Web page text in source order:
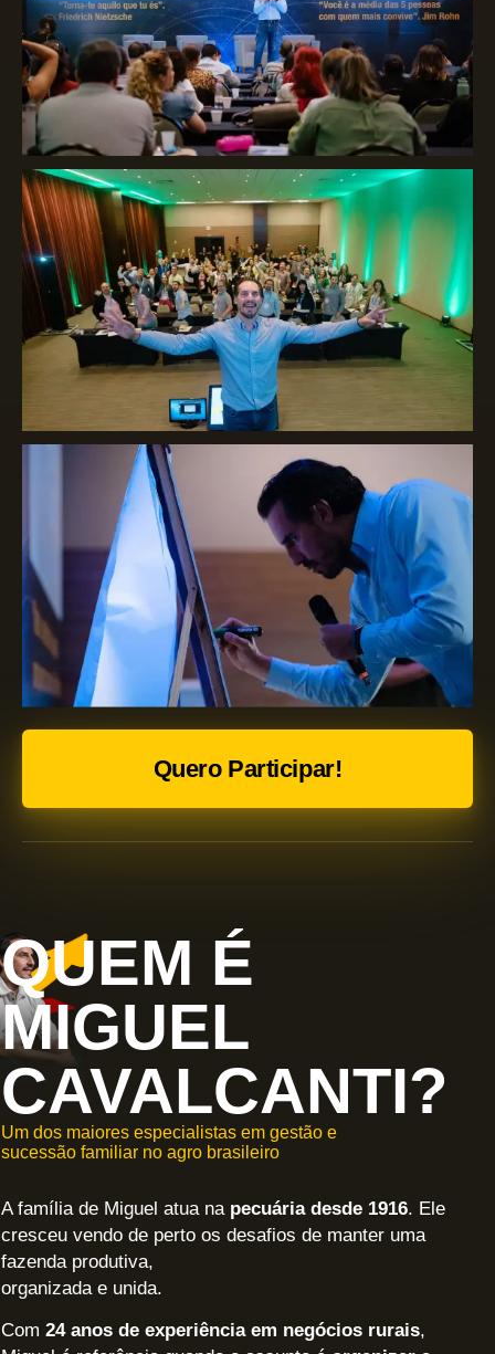
Quero Participar!
QUEM É
MIGUEL
CAVALCANTI?
Um dos maiores especialistas em gestão e
sucessão familiar no agro brasileiro
A família de Miguel atua na pecuária desde 1916. Ele
cresceu vendo de perto os desafios de manter uma
fazenda produtiva,
organizada e unida.
Com24 anos de experiência em negócios rurais,